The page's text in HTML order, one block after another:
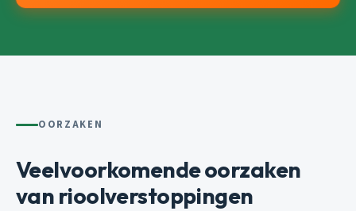
OORZAKEN
Veelvoorkomende oorzaken
van rioolverstoppingen